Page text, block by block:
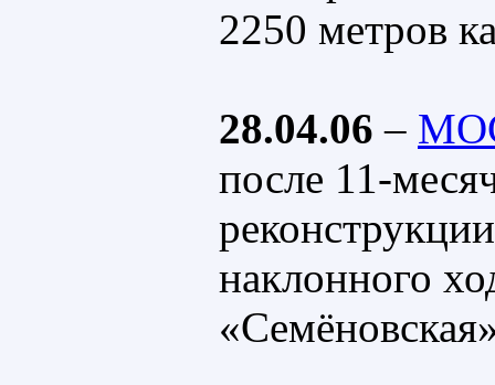
2250 метров
28.04.06 –
после 11-
наклонного